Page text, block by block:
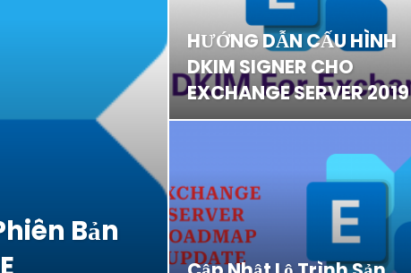
Bản
HƯỚNG DẪN CẤU HÌNH
DKIM SIGNER CHO
EXCHANGE SERVER 2019